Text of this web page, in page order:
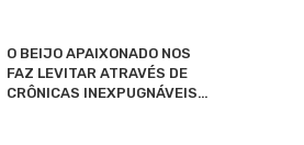
O BEIJO APAIXONADO NOS
FAZ LEVITAR ATRAVÉS DE
CRÔNICAS INEXPUGNÁVEIS…